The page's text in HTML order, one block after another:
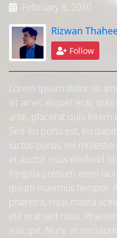
February 8, 2020
Rizwan
Follow
Lorem ipsum dolor sit
sit amet aliquet erat,
ante, placerat quis lorem
Sed eu porta est, eu
luctus purus, vel
et auctor risus eleifend
fringilla pretium enim
ipsum maximus tempor.
pharetra, risus massa
elit erat sed risus.
suscipit. Nunc in